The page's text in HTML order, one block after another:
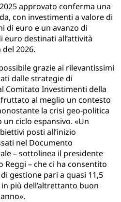
approvato conferma una
con investimenti a valore di
di euro e un avanzo di
euro destinati all’attività
2026.
grazie ai rilevantissimi
dalle strategie di
Comitato Investimenti della
al meglio un contesto
la crisi geo-politica
ciclo espansivo. «Un
posti all’inizio
nel Documento
– sottolinea il presidente
Reggi – che ci ha consentito
gestione pari a quasi 11,5
più dell’altrettanto buon